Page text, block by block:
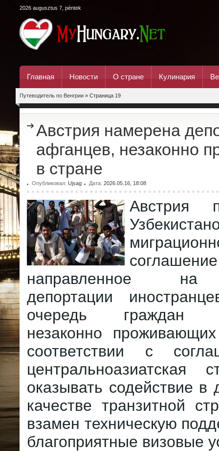
2026 augusztus 7, péntek
Главная Новости О стране Кулинария
Путеводитель по Венгрии » Страница 19
Австрия намерена
афганцев, незаконно
в стране
Опубликовал: Ujsag Дата: 2026.05.16, 18:08
Австрия
направленное на
депортации
очередь граждан
незаконно
соответствии с
центральноазиатская
оказывать содействие в
качестве транзитной
взамен техническую
благоприятные визовые